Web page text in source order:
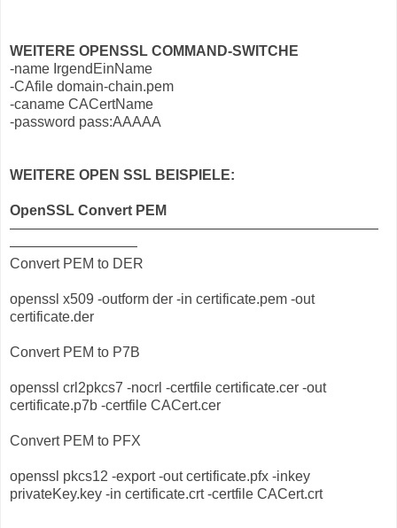
WEITERE OPENSSL COMMAND-SWITCHE
-name IrgendEinName
-CAfile domain-chain.pem
-caname CACertName
-password pass:AAAAA
WEITERE OPEN SSL BEISPIELE:
OpenSSL Convert PEM
——————————————————————————
—————————
Convert PEM to DER
openssl x509 -outform der -in certificate.pem -out
certificate.der
Convert PEM to P7B
openssl crl2pkcs7 -nocrl -certfile certificate.cer -out
certificate.p7b -certfile CACert.cer
Convert PEM to PFX
openssl pkcs12 -export -out certificate.pfx -inkey
privateKey.key -in certificate.crt -certfile CACert.crt